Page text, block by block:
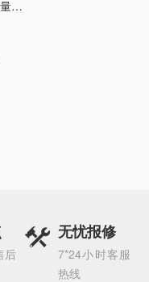
政府通过认可和颁发“专精特新”高含金量资质证书
后
无忧报修
7*24小时客服
热线